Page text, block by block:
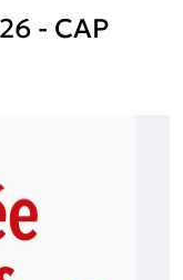
- CAP